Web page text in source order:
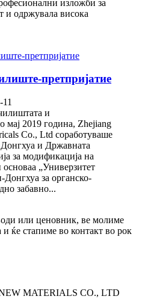
изложби за
и одржувала висока
претпријатие
и
мај 2019 година, Zhejiang
Co., Ltd соработуваше
и Државната
за модификација на
„Универзитет
за органско-
забавно...
или ценовник, ве молиме
и ќе стапиме во контакт во рок
MATERIALS CO., LTD